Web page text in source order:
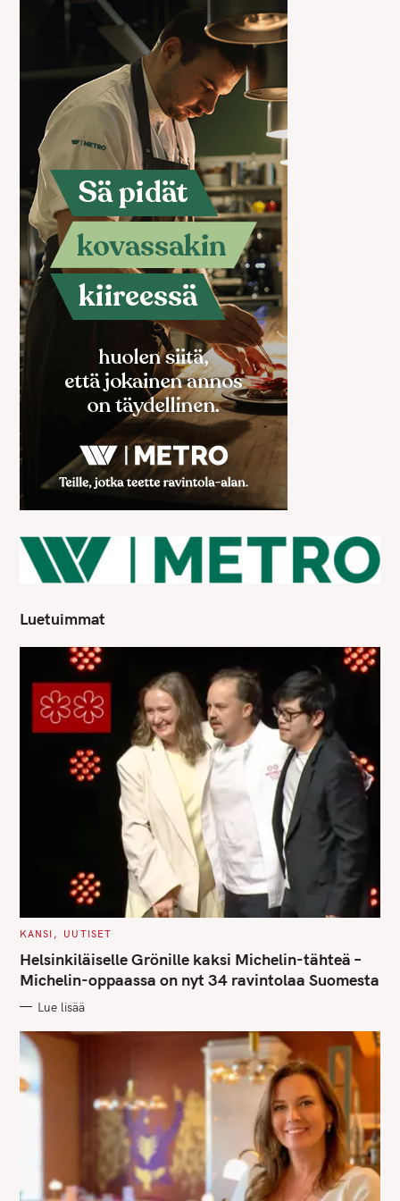
Luetuimmat
C
T
E
G
O
I
S
KANSI UUTISET
Helsinkiläiselle Grönille kaksi Michelin-tähteä –
Michelin-oppaassa on nyt 34 ravintolaa Suomesta
Lue lisää